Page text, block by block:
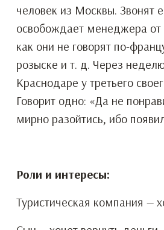
человек из Москвы. Звонят
освобождает менеджера от
как они не говорят по-
розыске и т. д. Через
Краснодаре у третьего
Говорит одно: «Да не
мирно разойтись, ибо
Роли и интересы:
Туристическая компания —